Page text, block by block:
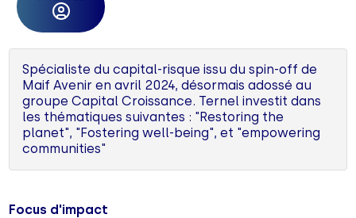
Spécialiste du capital-risque issu du spin-off de
Maif Avenir en avril 2024, désormais adossé au
groupe Capital Croissance. Ternel investit dans
les thématiques suivantes : "Restoring the
planet", "Fostering well-being", et "empowering
communities"
Focus d'impact